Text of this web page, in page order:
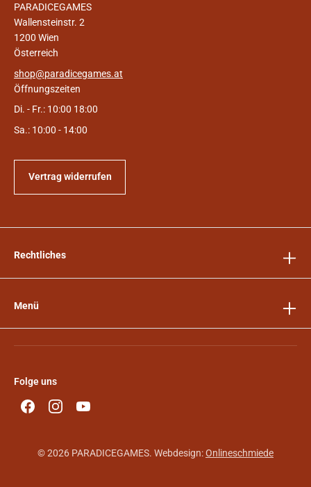
PARADICEGAMES
Wallensteinstr. 2
1200 Wien
Österreich
shop@paradicegames.at
Öffnungszeiten
Di. - Fr.: 10:00 18:00
Sa.: 10:00 - 14:00
Vertrag widerrufen
Rechtliches
Menü
Folge uns
© 2026 PARADICEGAMES. Webdesign:Onlineschmiede